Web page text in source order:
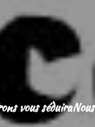
vous séduiraNous